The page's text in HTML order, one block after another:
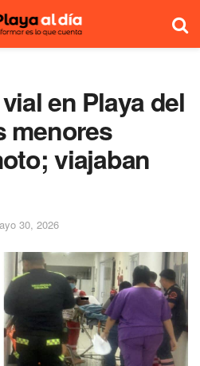
en Playa del
menores
viajaban
30, 2026